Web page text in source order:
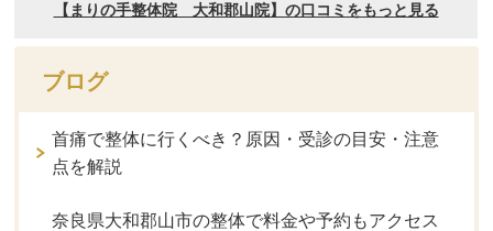
ブログ
首痛で整体に行くべき？原因・受診の目安・注意
点を解説
奈良県大和郡山市の整体で料金や予約もアクセス